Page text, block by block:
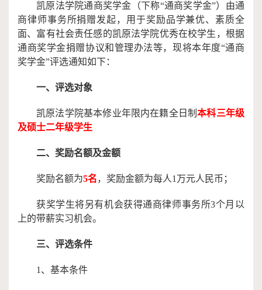
凯原法学院通商奖学金（下称“通商奖学金”）由通
商律师事务所捐赠发起，用于奖励品学兼优、素质全
面、富有社会责任感的凯原法学院优秀在校学生，根据
通商奖学金捐赠协议和管理办法等，现将本年度“通商
奖学金”评选通知如下：
一、评选对象
凯原法学院基本修业年限内在籍全日制本科三年级
及硕士二年级学生
二、奖励名额及金额
奖励名额为5名，奖励金额为每人1万元人民币；
获奖学生将另有机会获得通商律师事务所3个月以
上的带薪实习机会。
三、评选条件
1、基本条件